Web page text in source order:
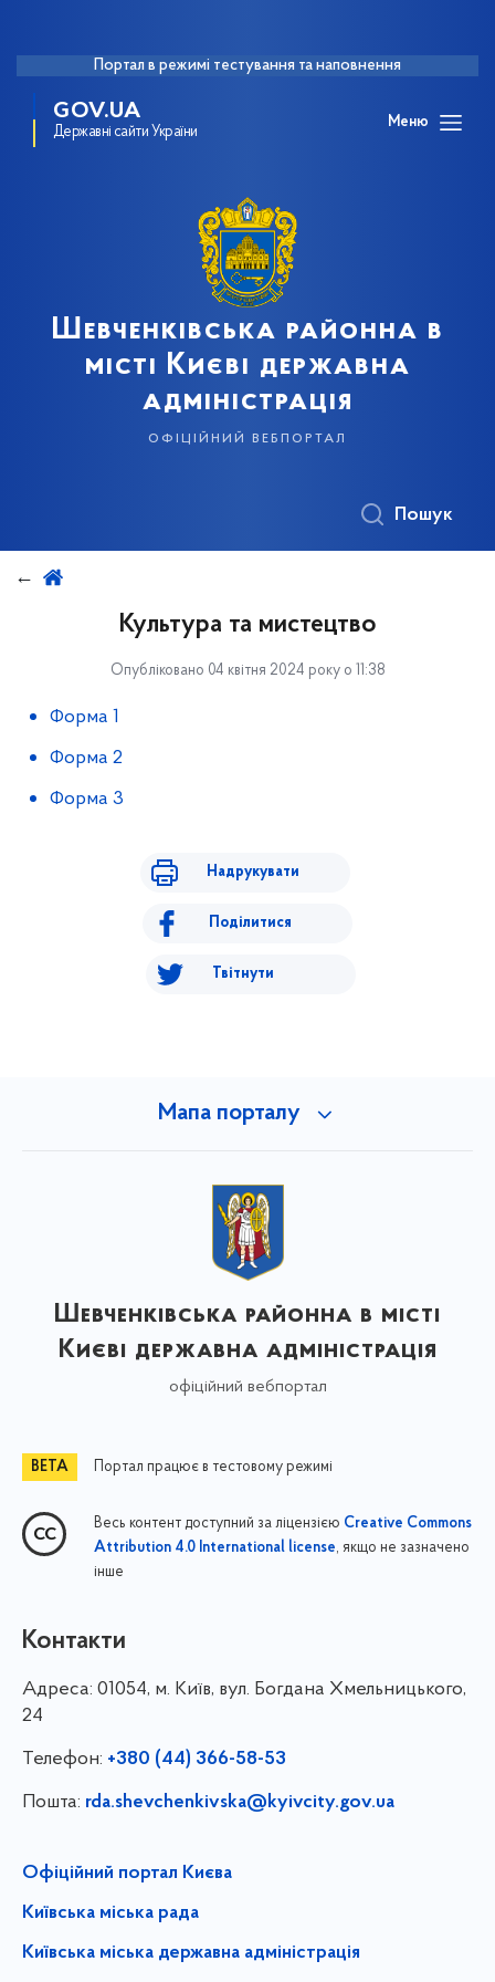
Портал в режимі тестування та наповнення
GOV.UA
Державні сайти України
Меню
Шевченківська районна в
місті Києві державна
адміністрація
офіційний вебпортал
Пошук
Культура та мистецтво
Опубліковано 04 квітня 2024 року о 11:38
Форма 1
Форма 2
Форма 3
Надрукувати
Поділитися
Твітнути
Мапа порталу
Шевченківська районна в місті
Києві державна адміністрація
офіційний вебпортал
Портал працює в тестовому режимі
Весь контент доступний за ліцензією Creative Commons
Attribution 4.0 International license, якщо не зазначено
інше
Контакти
Адреса: 01054, м. Київ, вул. Богдана Хмельницького,
24
Телефон: +380 (44) 366-58-53
Пошта: rda.shevchenkivska@kyivcity.gov.ua
Офіційний портал Києва
Київська міська рада
Київська міська державна адміністрація